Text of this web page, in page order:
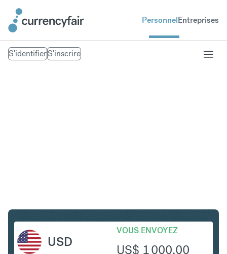
PersonnelEntreprises
S'identifierS'inscrire
USD
VOUS ENVOYEZ
US$ 1 000,00